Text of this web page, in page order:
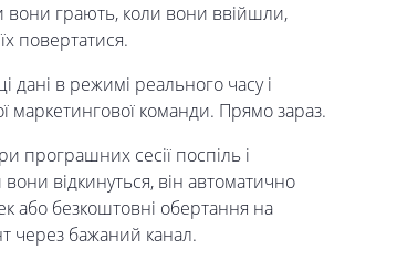
вони грають, коли вони ввійшли,
повертатися.
дані в режимі реального часу і
маркетингової команди. Прямо зараз.
програшних сесії поспіль і
відкинуться, він автоматично
або безкоштовні обертання на
через бажаний канал.